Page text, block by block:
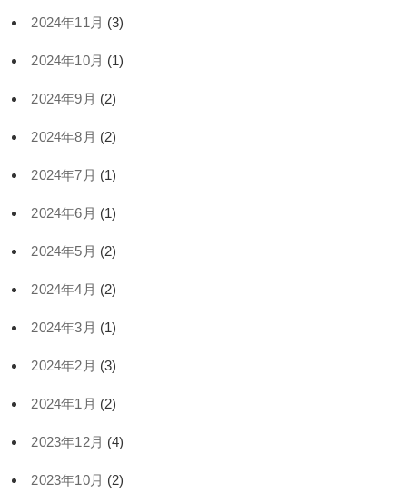
2024年11月 (3)
2024年10月 (1)
2024年9月 (2)
2024年8月 (2)
2024年7月 (1)
2024年6月 (1)
2024年5月 (2)
2024年4月 (2)
2024年3月 (1)
2024年2月 (3)
2024年1月 (2)
2023年12月 (4)
2023年10月 (2)